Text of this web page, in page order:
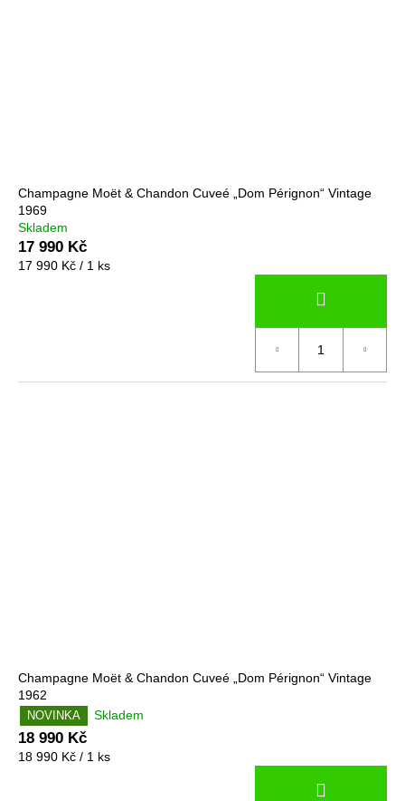
Champagne Moët & Chandon Cuveé „Dom Pérignon“ Vintage
1969
Skladem
17 990 Kč
Měrná
17 990 Kč / 1 ks
Champagne Moët & Chandon Cuveé „Dom Pérignon“ Vintage
1962
NOVINKA Skladem
18 990 Kč
Měrná
18 990 Kč / 1 ks